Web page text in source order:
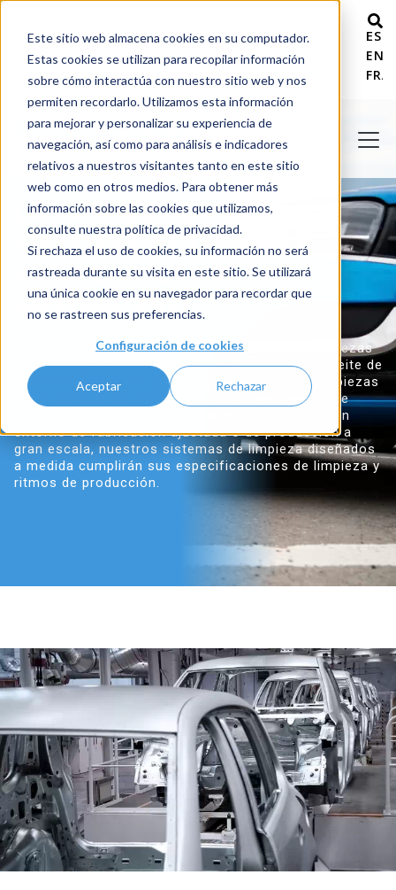
Este sitio web almacena cookies en su computador.
Estas cookies se utilizan para recopilar información
sobre cómo interactúa con nuestro sitio web y nos
permiten recordarlo. Utilizamos esta información
para mejorar y personalizar su experiencia de
navegación, así como para análisis e indicadores
relativos a nuestros visitantes tanto en este sitio
web como en otros medios. Para obtener más
información sobre las cookies que utilizamos,
consulte nuestra política de privacidad.
Si rechaza el uso de cookies, su información no será
rastreada durante su visita en este sitio. Se utilizará
una única cookie en su navegador para recordar que
no se rastreen sus preferencias.
Configuración de cookies
Aceptar Rechazar
LAVADORAS DE PIEZAS Y
SISTEMAS DE LIMPIEZA
PARA EL SECTOR
AUTOMOTRIZ
Los sistemas acuosos de lavado y limpieza de piezas
de última generación de PROCECO eliminan el aceite de
mecanizado, las virutas y los contaminantes de piezas
como bloques de motor, culatas, componentes de
bombas de aceite y árboles de levas. Ya sea en un
entorno de fabricación ajustada o de producción a
gran escala, nuestros sistemas de limpieza diseñados
a medida cumplirán sus especificaciones de limpieza y
ritmos de producción.